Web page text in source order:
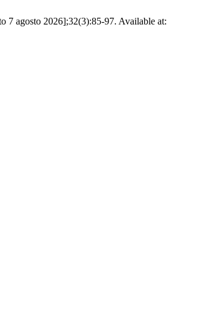
7 agosto 2026];32(3):85-97. Available at: